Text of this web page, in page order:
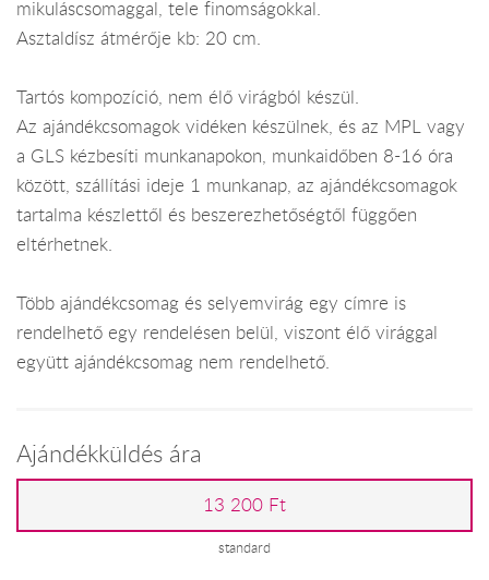
mikuláscsomaggal, tele finomságokkal.
Asztaldísz átmérője kb: 20 cm.
Tartós kompozíció, nem élő virágból készül.
Az ajándékcsomagok vidéken készülnek, és az MPL vagy
a GLS kézbesíti munkanapokon, munkaidőben 8-16 óra
között, szállítási ideje 1 munkanap, az ajándékcsomagok
tartalma készlettől és beszerezhetőségtől függően
eltérhetnek.
Több ajándékcsomag és selyemvirág egy címre is
rendelhető egy rendelésen belül, viszont élő virággal
együtt ajándékcsomag nem rendelhető.
Ajándékküldés ára
13 200 Ft
standard